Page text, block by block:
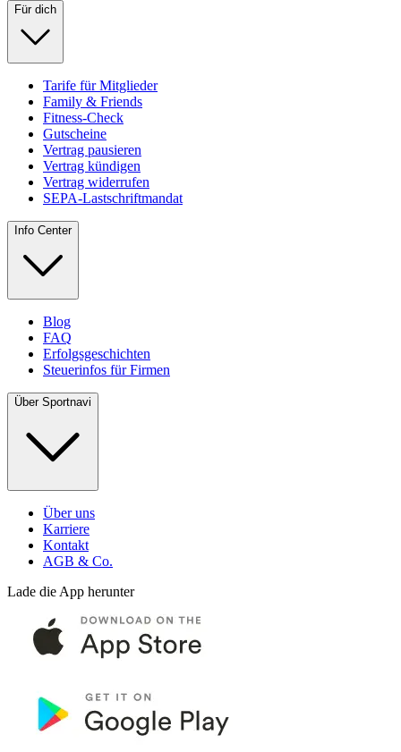
Für dich
Tarife für Mitglieder
Family & Friends
Fitness-Check
Gutscheine
Vertrag pausieren
Vertrag kündigen
Vertrag widerrufen
SEPA-Lastschriftmandat
Info Center
Blog
FAQ
Erfolgsgeschichten
Steuerinfos für Firmen
Über Sportnavi
Über uns
Karriere
Kontakt
AGB & Co.
Lade die App herunter